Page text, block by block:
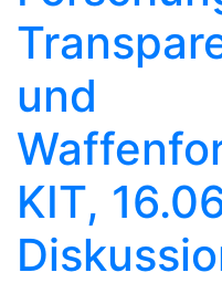
und
KIT,